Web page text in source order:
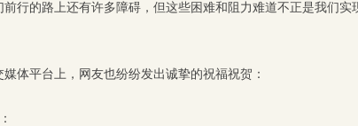
前行的路上还有许多障碍，但这些困难和阻力难道不正是我们实
媒体平台上，网友也纷纷发出诚挚的祝福祝贺：